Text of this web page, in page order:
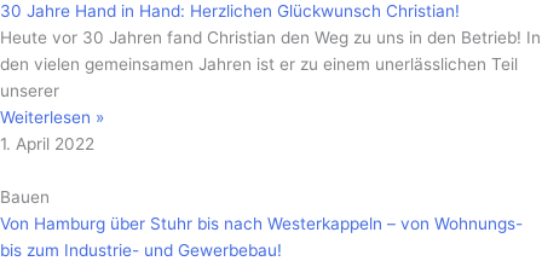
30 Jahre Hand in Hand: Herzlichen Glückwunsch Christian!
Heute vor 30 Jahren fand Christian den Weg zu uns in den Betrieb! In
den vielen gemeinsamen Jahren ist er zu einem unerlässlichen Teil
unserer
Weiterlesen »
1. April 2022
Bauen
Von Hamburg über Stuhr bis nach Westerkappeln – von Wohnungs-
bis zum Industrie- und Gewerbebau!